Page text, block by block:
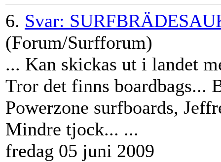
6. Svar:
(Forum/Surfforum)
... Kan skickas ut i landet
Tror det finns boardbags...
Powerzone surfboards,
Mindre tjock... ...
fredag 05 juni 2009